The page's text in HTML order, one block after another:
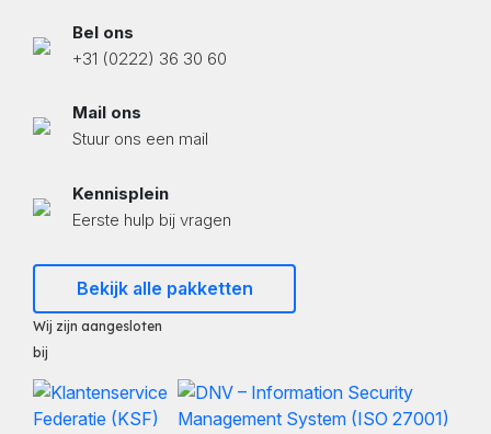
Bel ons
+31 (0222) 36 30 60
Mail ons
Stuur ons een mail
Kennisplein
Eerste hulp bij vragen
Bekijk alle pakketten
Wij zijn aangesloten
bij